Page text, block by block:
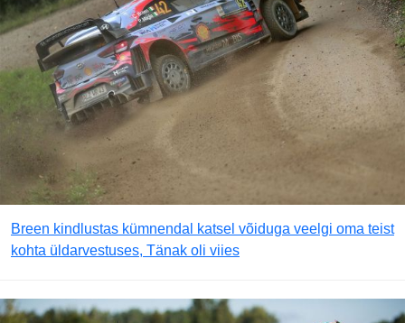
Breen kindlustas kümnendal katsel võiduga veelgi oma teist
kohta üldarvestuses, Tänak oli viies